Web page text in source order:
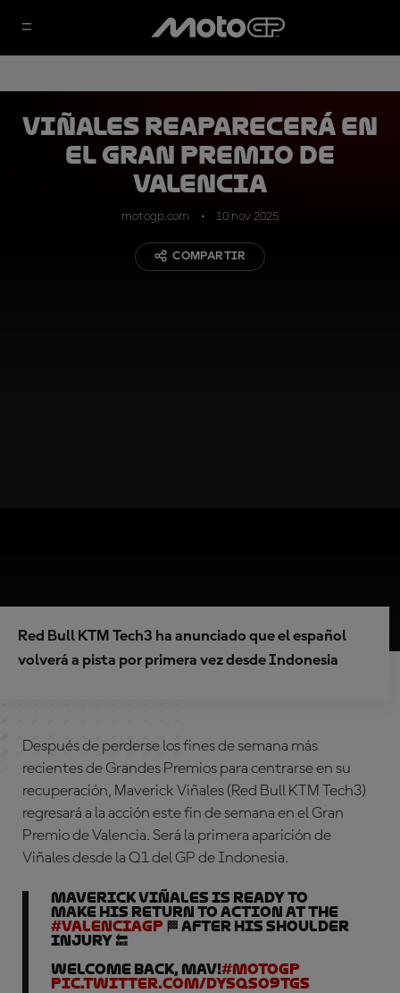
Viñales reaparecerá en
el Gran Premio de
Valencia
motogp.com 10 nov 2025
COMPARTIR
Red Bull KTM Tech3 ha anunciado que el español
volverá a pista por primera vez desde Indonesia
Después de perderse los fines de semana más
recientes de Grandes Premios para centrarse en su
recuperación, Maverick Viñales (Red Bull KTM Tech3)
regresará a la acción este fin de semana en el Gran
Premio de Valencia. Será la primera aparición de
Viñales desde la Q1 del GP de Indonesia.
Maverick Viñales is ready to
make his return to action at the
#ValenciaGP 🏁 after his shoulder
injury 🔙
Welcome back, Mav!#MotoGP
pic.twitter.com/dysqsO9TGS